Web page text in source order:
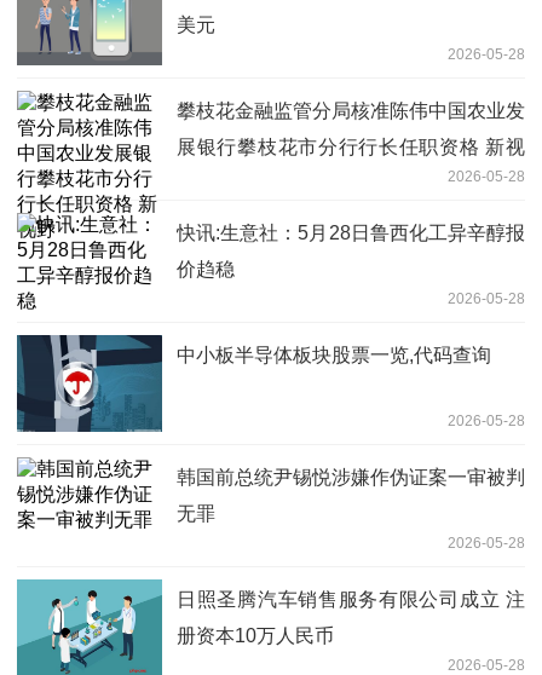
美元
2026-05-28
攀枝花金融监管分局核准陈伟中国农业发
展银行攀枝花市分行行长任职资格 新视
2026-05-28
快讯:生意社：5月28日鲁西化工异辛醇报
价趋稳
2026-05-28
中小板半导体板块股票一览,代码查询
2026-05-28
韩国前总统尹锡悦涉嫌作伪证案一审被判
无罪
2026-05-28
日照圣腾汽车销售服务有限公司成立 注
册资本10万人民币
2026-05-28